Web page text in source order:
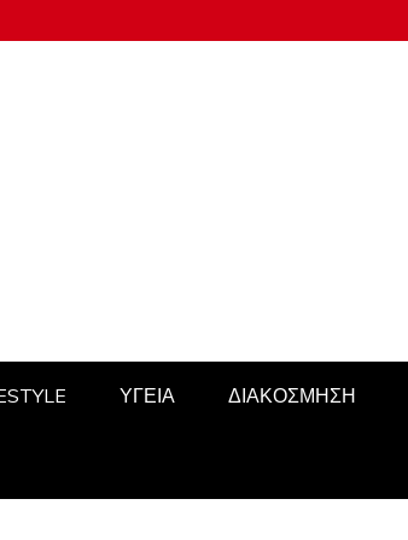
ΥΓΕΙΑ ΔΙΑΚΟΣΜΗΣΗ